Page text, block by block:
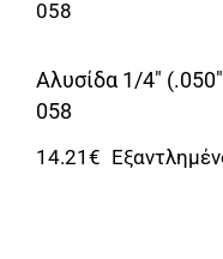
Γεννήτριες/
Αναλώσιμα
Αλυσίδα 1/4″
058
14.21 €